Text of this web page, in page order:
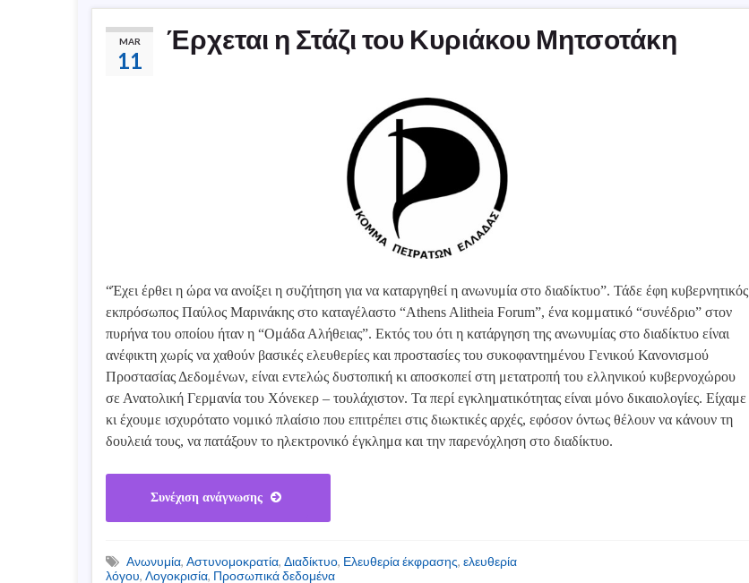
MAR
11
Έρχεται η Στάζι του Κυριάκου Μητσοτάκη
“Έχει έρθει η ώρα να ανοίξει η συζήτηση για να καταργηθεί η ανωνυμία στο διαδίκτυο”. Τάδε έφη κυβερνητικός
εκπρόσωπος Παύλος Μαρινάκης στο καταγέλαστο “Athens Alitheia Forum”, ένα κομματικό “συνέδριο” στον
πυρήνα του οποίου ήταν η “Ομάδα Αλήθειας”. Εκτός του ότι η κατάργηση της ανωνυμίας στο διαδίκτυο είναι
ανέφικτη χωρίς να χαθούν βασικές ελευθερίες και προστασίες του συκοφαντημένου Γενικού Κανονισμού
Προστασίας Δεδομένων, είναι εντελώς δυστοπική κι αποσκοπεί στη μετατροπή του ελληνικού κυβερνοχώρου
σε Ανατολική Γερμανία του Χόνεκερ – τουλάχιστον. Τα περί εγκληματικότητας είναι μόνο δικαιολογίες. Είχαμε
κι έχουμε ισχυρότατο νομικό πλαίσιο που επιτρέπει στις διωκτικές αρχές, εφόσον όντως θέλουν να κάνουν τη
δουλειά τους, να πατάξουν το ηλεκτρονικό έγκλημα και την παρενόχληση στο διαδίκτυο.
Συνέχιση ανάγνωσης
Ανωνυμία, Αστυνομοκρατία, Διαδίκτυο, Ελευθερία έκφρασης, ελευθερία
λόγου, Λογοκρισία, Προσωπικά δεδομένα